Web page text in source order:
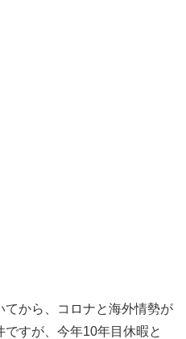
から、コロナと海外情勢が
すが、今年10年目休暇と